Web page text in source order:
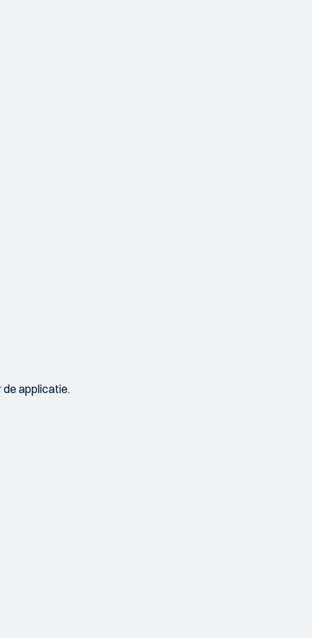
de applicatie.